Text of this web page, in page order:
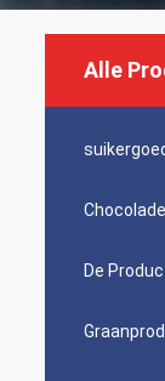
Alle
De